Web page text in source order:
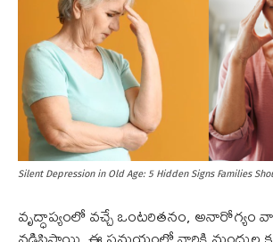
Silent Depression in Old Age: 5 Hidden Signs Families
వృద్ధాప్యంలో వచ్చే ఒంటరితనం, అనారోగ్యం